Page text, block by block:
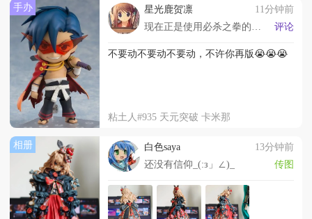
手办 星光鹿贺凛
11分钟前
评论
不要动不要动不要动，不许你再版😭😭😭
粘土人#935 天元突破 卡米那
相册 白色saya
13分钟前
还没有信仰_(:з」∠)_
传图